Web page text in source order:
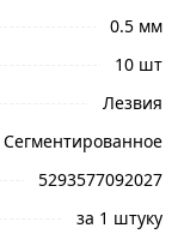
Наши
заказ и
0.5 мм
10 шт
Лезвия
Сегментированное
5293577092027
за 1 штуку